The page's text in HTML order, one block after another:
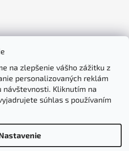
na zlepšenie vášho zážitku z
personalizovaných reklám
návštevnosti. Kliknutím na
súhlas s používaním